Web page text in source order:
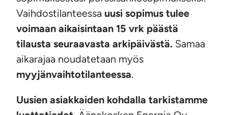
Vaihdostilanteessa uusi sopimus tulee
voimaan aikaisintaan 15 vrk päästä
tilausta seuraavasta arkipäivästä. Samaa
aikarajaa noudatetaan myös
myyjänvaihtotilanteessa.
Uusien asiakkaiden kohdalla tarkistamme